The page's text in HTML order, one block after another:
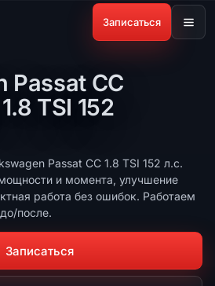
Записаться
Passat CC
TSI 152
Passat CC 1.8 TSI 152 л.с.
и момента, улучшение
работа без ошибок. Работаем
после.
Записаться